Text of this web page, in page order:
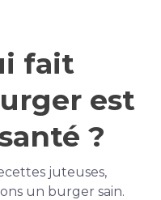
fait
est
?
juteuses,
un burger sain.